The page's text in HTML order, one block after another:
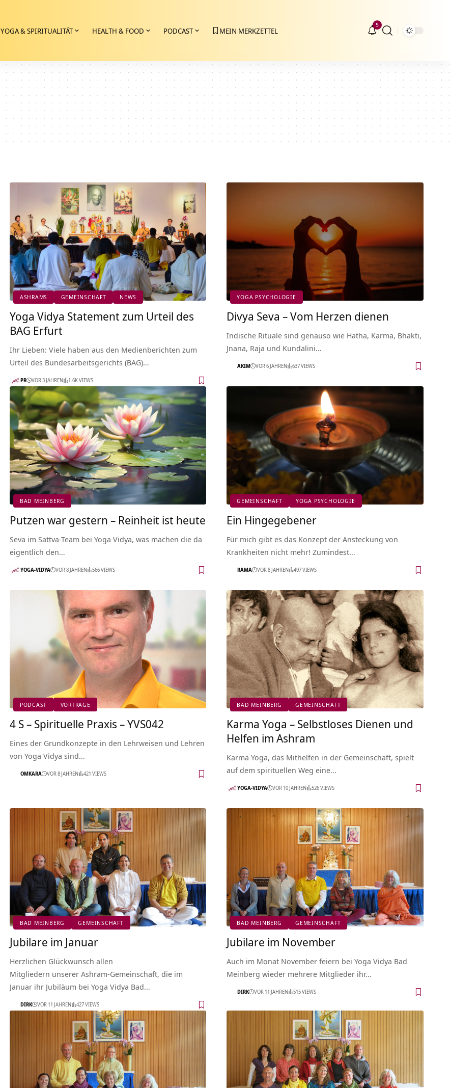
YOGA & SPIRITUALITÄT HEALTH & FOOD PODCAST MEIN MERKZETTEL
5
ASHRAMS GEMEINSCHAFT NEWS
Yoga Vidya Statement zum Urteil des
BAG Erfurt
Ihr Lieben: Viele haben aus den Medienberichten zum
Urteil des Bundesarbeitsgerichts (BAG)…
PR VOR 3 JAHREN 1.6K VIEWS
YOGA PSYCHOLOGIE
Divya Seva – Vom Herzen dienen
Indische Rituale sind genauso wie Hatha, Karma, Bhakti,
Jnana, Raja und Kundalini…
AKIM VOR 6 JAHREN 637 VIEWS
BAD MEINBERG
Putzen war gestern – Reinheit ist heute
Seva im Sattva-Team bei Yoga Vidya, was machen die da
eigentlich den…
YOGA-VIDYA VOR 8 JAHREN 566 VIEWS
GEMEINSCHAFT YOGA PSYCHOLOGIE
Ein Hingegebener
Für mich gibt es das Konzept der Ansteckung von
Krankheiten nicht mehr! Zumindest…
RAMA VOR 8 JAHREN 497 VIEWS
PODCAST VORTRÄGE
4 S – Spirituelle Praxis – YVS042
Eines der Grundkonzepte in den Lehrweisen und Lehren
von Yoga Vidya sind…
OMKARA VOR 8 JAHREN 421 VIEWS
BAD MEINBERG GEMEINSCHAFT
Karma Yoga – Selbstloses Dienen und
Helfen im Ashram
Karma Yoga, das Mithelfen in der Gemeinschaft, spielt
auf dem spirituellen Weg eine…
YOGA-VIDYA VOR 10 JAHREN 526 VIEWS
BAD MEINBERG GEMEINSCHAFT
Jubilare im Januar
Herzlichen Glückwunsch allen
Mitgliedern unserer Ashram-Gemeinschaft, die im
Januar ihr Jubiläum bei Yoga Vidya Bad…
DIRK VOR 11 JAHREN 427 VIEWS
BAD MEINBERG GEMEINSCHAFT
Jubilare im November
Auch im Monat November feiern bei Yoga Vidya Bad
Meinberg wieder mehrere Mitglieder ihr…
DIRK VOR 11 JAHREN 515 VIEWS